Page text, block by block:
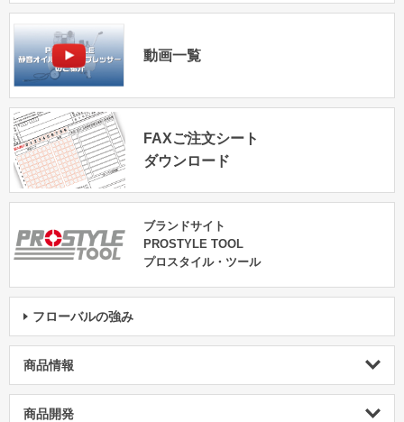
動画一覧
FAXご注文シート
ダウンロード
ブランドサイト
PROSTYLE TOOL
プロスタイル・ツール
フローバルの強み
商品情報
商品開発